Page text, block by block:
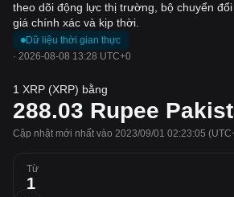
theo dõi động lực thị trường, bộ chuyển
giá chính xác và kịp thời.
Dữ liệu thời gian thực
· 2026-08-08 13:28 UTC+0
1 XRP (XRP) bằng
288.03 Rupee
Cập nhật mới nhất vào 2023/09/01 02:23:05
Từ